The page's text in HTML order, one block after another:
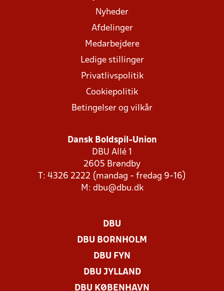
Nyheder
Afdelinger
Medarbejdere
Ledige stillinger
Privatlivspolitik
Cookiepolitik
Betingelser og vilkår
Dansk Boldspil-Union
DBU Allé 1
2605 Brøndby
T: 4326 2222 (mandag - fredag 9-16)
M: dbu@dbu.dk
DBU
DBU BORNHOLM
DBU FYN
DBU JYLLAND
DBU KØBENHAVN